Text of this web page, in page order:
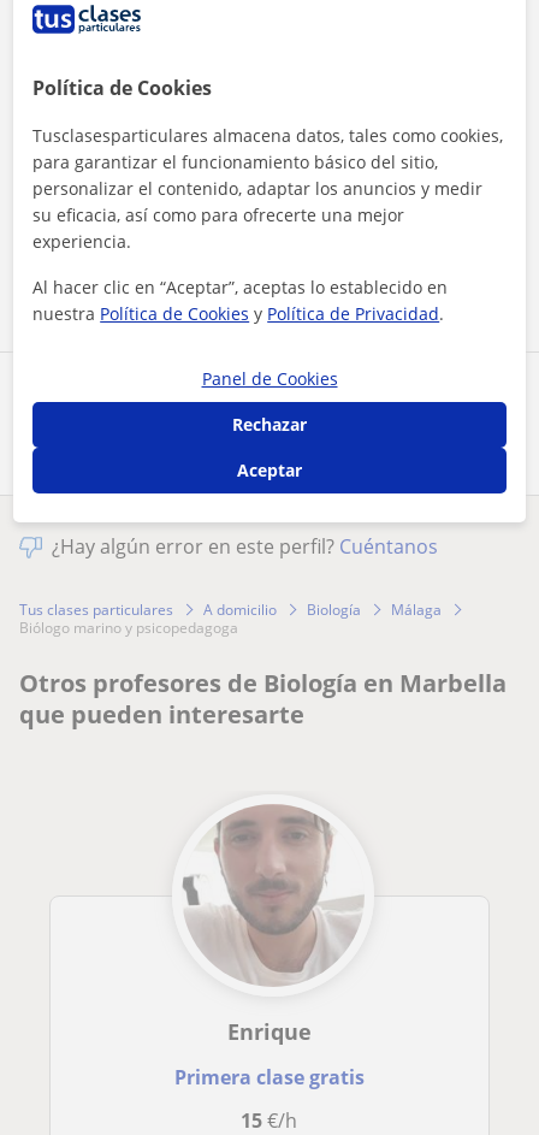
Comparte a este profesor
Al hacer clic, aceptas nuestroaviso legaly deprivacidad
¿Hay algún error en este perfil? Cuéntanos
Tus clases particulares A domicilio Biología
Málaga
biólogo marino y psicopedagoga
Otros profesores de Biología en Marbella
que pueden interesarte
Enrique
Primera clase gratis
15€/h
Política de Cookies
Tusclasesparticulares almacena datos, tales como cookies,
para garantizar el funcionamiento básico del sitio,
personalizar el contenido, adaptar los anuncios y medir
su eficacia, así como para ofrecerte una mejor
experiencia.
Al hacer clic en “Aceptar”, aceptas lo establecido en
nuestra Política de Cookies y Política de Privacidad.
Panel de Cookies
Rechazar
Aceptar